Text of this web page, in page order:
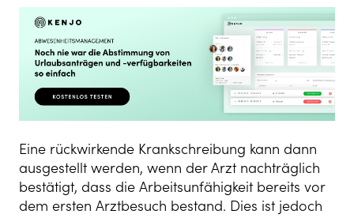
Eine rückwirkende Krankschreibung kann dann
ausgestellt werden, wenn der Arzt nachträglich
bestätigt, dass die Arbeitsunfähigkeit bereits vor
dem ersten Arztbesuch bestand. Dies ist jedoch